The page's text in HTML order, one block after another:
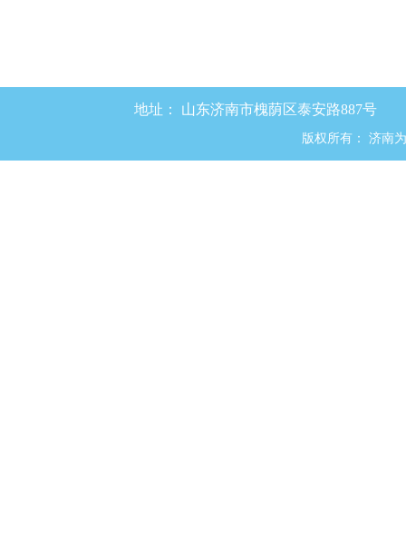
地址： 山东济南市槐荫区泰安路887号
版权所有： 济南